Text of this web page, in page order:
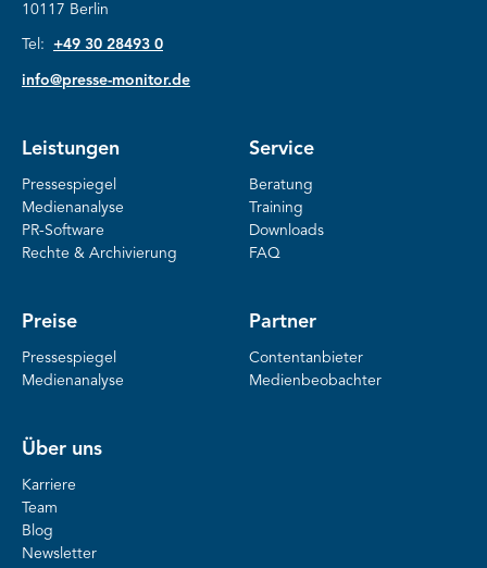
10117 Berlin
Tel: +49 30 28493 0
info@presse-monitor.de
Leistungen
Pressespiegel
Medienanalyse
PR-Software
Rechte & Archivierung
Service
Beratung
Training
Downloads
FAQ
Preise
Pressespiegel
Medienanalyse
Partner
Contentanbieter
Medienbeobachter
Über uns
Karriere
Team
Blog
Newsletter